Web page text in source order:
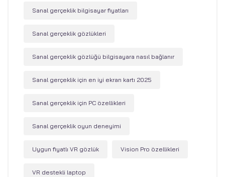
Sanal gerçeklik bilgisayar fiyatları
Sanal gerçeklik gözlükleri
Sanal gerçeklik gözlüğü bilgisayara nasıl bağlanır
Sanal gerçeklik için en iyi ekran kartı 2025
Sanal gerçeklik için PC özellikleri
Sanal gerçeklik oyun deneyimi
Uygun fiyatlı VR gözlük Vision Pro özellikleri
VR destekli laptop